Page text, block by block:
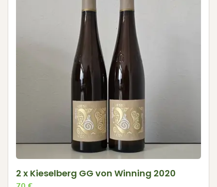
2 x Kieselberg GG von Winning 2020